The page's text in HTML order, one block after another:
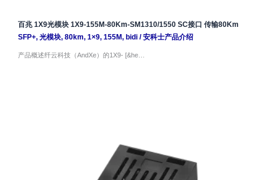
百兆 1X9光模块 1X9-155M-80Km-SM1310/1550 SC接口 传输80Km
SFP+, 光模块, 80km, 1×9, 155M, bidi/安科士产品介绍
产品概述纤云科技（AndXe）的1X9- [&he…